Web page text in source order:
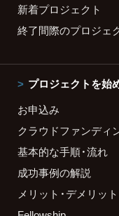
新着プロジェクト
終了間際のプロジェ
プロジェクトを始
お申込み
クラウドファンディ
基本的な手順・流れ
成功事例の解説
メリット・デメリット